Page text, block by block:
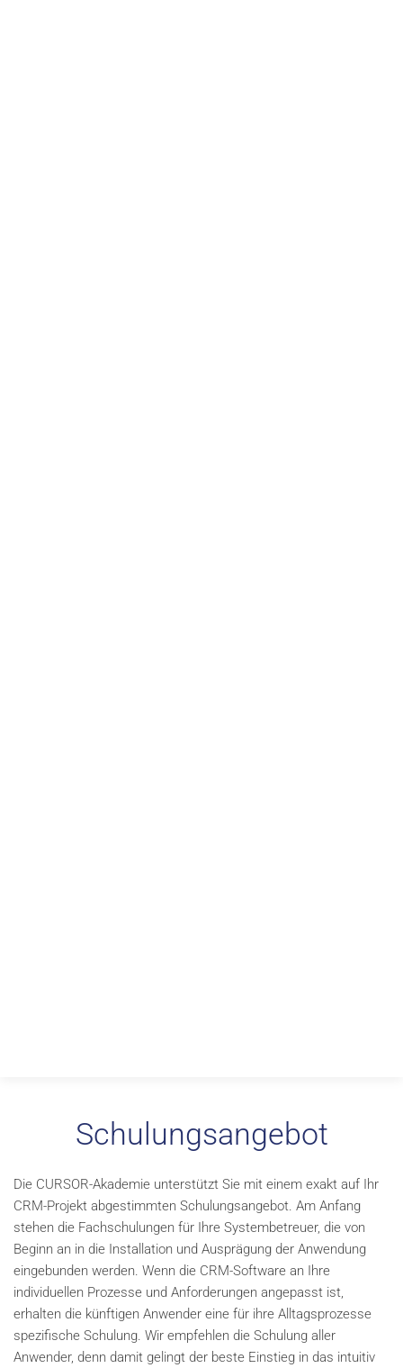
Schulungsangebot
Die CURSOR-Akademie unterstützt Sie mit einem exakt auf Ihr
CRM-Projekt abgestimmten Schulungsangebot. Am Anfang
stehen die Fachschulungen für Ihre Systembetreuer, die von
Beginn an in die Installation und Ausprägung der Anwendung
eingebunden werden. Wenn die CRM-Software an Ihre
individuellen Prozesse und Anforderungen angepasst ist,
erhalten die künftigen Anwender eine für ihre Alltagsprozesse
spezifische Schulung. Wir empfehlen die Schulung aller
Anwender, denn damit gelingt der beste Einstieg in das intuitiv